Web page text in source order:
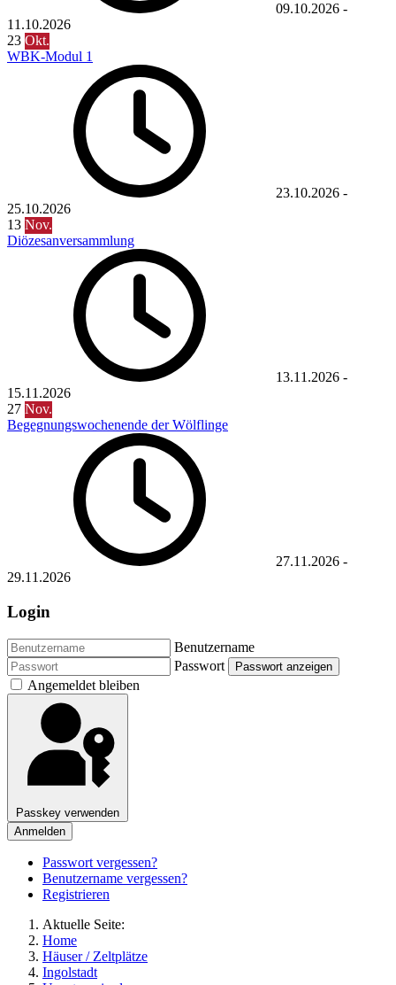
09.10.2026 -
11.10.2026
23 Okt.
WBK-Modul 1
23.10.2026 -
25.10.2026
13 Nov.
Diözesanversammlung
13.11.2026 -
15.11.2026
27 Nov.
Begegnungswochenende der Wölflinge
27.11.2026 -
29.11.2026
Login
Benutzername
Passwort
Passwort anzeigen
Angemeldet bleiben
Passkey verwenden
Anmelden
Passwort vergessen?
Benutzername vergessen?
Registrieren
Aktuelle Seite:
Home
Häuser / Zeltplätze
Ingolstadt